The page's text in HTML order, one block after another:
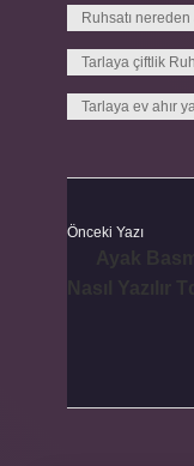
Ruhsatı
Tarlaya çiftlik
Tarlaya ev ahır
Önceki Yazı